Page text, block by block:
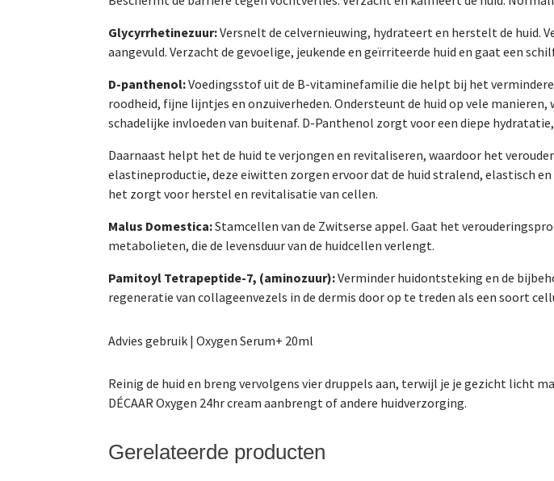
Glycyrrhetinezuur:Versnelt de celvernieuwing, hydrateert en herstelt de huid.
aangevuld. Verzacht de gevoelige, jeukende en geïrriteerde huid en gaat een
D-panthenol:Voedingsstof uit de B-vitaminefamilie die helpt bij het
roodheid, fijne lijntjes en onzuiverheden. Ondersteunt de huid op vele
schadelijke invloeden van buitenaf. D-Panthenol zorgt voor een diepe
Daarnaast helpt het de huid te verjongen en revitaliseren, waardoor het
elastineproductie, deze eiwitten zorgen ervoor dat de huid stralend, elastisch
het zorgt voor herstel en revitalisatie van cellen.
Malus Domestica:Stamcellen van de Zwitserse appel. Gaat het
metabolieten, die de levensduur van de huidcellen verlengt.
Pamitoyl Tetrapeptide-7, (aminozuur):Verminder huidontsteking en de
regeneratie van collageenvezels in de dermis door op te treden als een soort
Advies gebruik | Oxygen Serum+ 20ml
Reinig de huid en breng vervolgens vier druppels aan, terwijl je je gezicht licht
DÉCAAR Oxygen 24hr cream aanbrengt of andere huidverzorging.
Gerelateerde producten